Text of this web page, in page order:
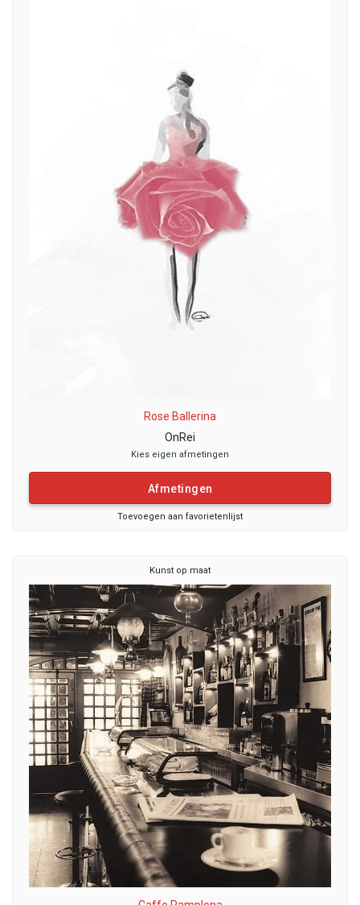
Rose Ballerina
OnRei
Kies eigen afmetingen
Afmetingen
Toevoegen aan favorietenlijst
Kunst op maat